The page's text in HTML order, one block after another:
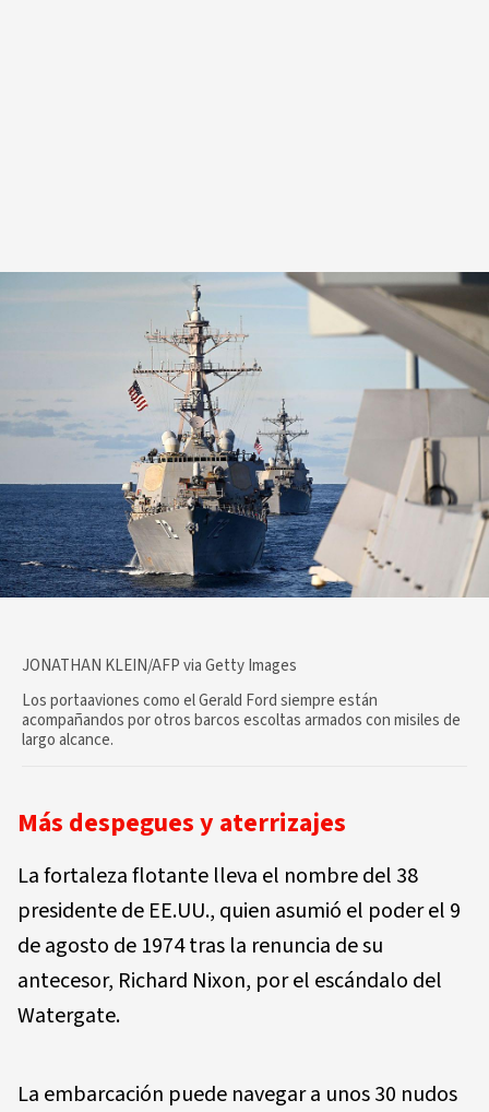
JONATHAN KLEIN/AFP via Getty Images
Los portaaviones como el Gerald Ford siempre están
acompañandos por otros barcos escoltas armados con misiles de
largo alcance.
Más despegues y aterrizajes
La fortaleza flotante lleva el nombre del 38
presidente de EE.UU., quien asumió el poder el 9
de agosto de 1974 tras la renuncia de su
antecesor, Richard Nixon, por el escándalo del
Watergate.
La embarcación puede navegar a unos 30 nudos